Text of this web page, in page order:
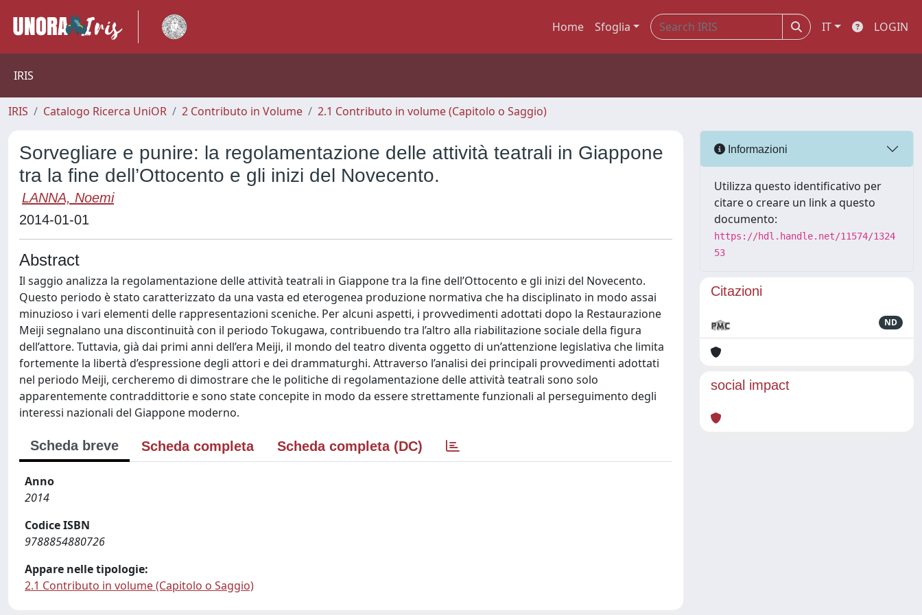
Home Sfoglia IT LOGIN
IRIS
IRIS Catalogo Ricerca UniOR 2 Contributo in Volume 2.1 Contributo in volume (Capitolo o Saggio)
Sorvegliare e punire: la regolamentazione delle attività teatrali in Giappone
tra la fine dell’Ottocento e gli inizi del Novecento.
LANNA, Noemi
2014-01-01
Abstract
Il saggio analizza la regolamentazione delle attività teatrali in Giappone tra la fine dell’Ottocento e gli inizi del Novecento.
Questo periodo è stato caratterizzato da una vasta ed eterogenea produzione normativa che ha disciplinato in modo assai
minuzioso i vari elementi delle rappresentazioni sceniche. Per alcuni aspetti, i provvedimenti adottati dopo la Restaurazione
Meiji segnalano una discontinuità con il periodo Tokugawa, contribuendo tra l’altro alla riabilitazione sociale della figura
dell’attore. Tuttavia, già dai primi anni dell’era Meiji, il mondo del teatro diventa oggetto di un’attenzione legislativa che limita
fortemente la libertà d’espressione degli attori e dei drammaturghi. Attraverso l’analisi dei principali provvedimenti adottati
nel periodo Meiji, cercheremo di dimostrare che le politiche di regolamentazione delle attività teatrali sono solo
apparentemente contraddittorie e sono state concepite in modo da essere strettamente funzionali al perseguimento degli
interessi nazionali del Giappone moderno.
Scheda breve Scheda completa Scheda completa (DC)
Anno
2014
Codice ISBN
9788854880726
Appare nelle tipologie:
2.1 Contributo in volume (Capitolo o Saggio)
Informazioni
Utilizza questo identificativo per
citare o creare un link a questo
documento:
https://hdl.handle.net/11574/1324
53
Citazioni
ND
social impact